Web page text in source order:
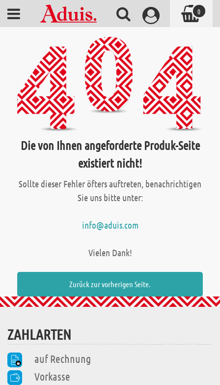
Die von Ihnen angeforderte Produk-Seite
existiert nicht!
Sollte dieser Fehler öfters auftreten, benachrichtigen
Sie uns bitte unter:
info@aduis.com
Vielen Dank!
Zurück zur vorherigen Seite.
ZAHLARTEN
auf Rechnung
Vorkasse
0